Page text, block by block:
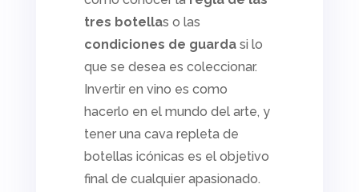
tres botellas o las
condiciones de guardasi lo
que se desea es coleccionar.
Invertir en vino es como
hacerlo en el mundo del arte, y
tener una cava repleta de
botellas icónicas es el objetivo
final de cualquier apasionado.